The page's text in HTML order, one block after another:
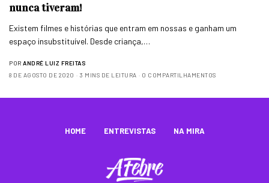
nunca tiveram!
Existem filmes e histórias que entram em nossas e ganham um
espaço insubstituível. Desde criança,…
POR ANDRÉ LUIZ FREITAS
8 DE AGOSTO DE 2020
3 MINS DE LEITURA 0 COMPARTILHAMENTOS
HOME ENTREVISTAS NA MIRA